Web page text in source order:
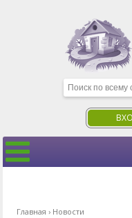
Главная › Новости